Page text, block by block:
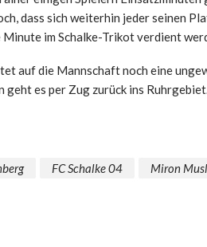
dass sich weiterhin jeder seinen
im Schalke-Trikot verdient
auf die Mannschaft noch eine
es per Zug zurück ins
FC Schalke 04 Miron